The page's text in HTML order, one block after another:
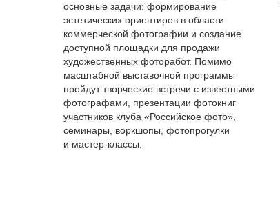
основные задачи: формирование
эстетических ориентиров в области
коммерческой фотографии и создание
доступной площадки для продажи
художественных фоторабот. Помимо
масштабной выставочной программы
пройдут творческие встречи с известными
фотографами, презентации фотокниг
участников клуба «Российское фото»,
семинары, воркшопы, фотопрогулки
и мастер-классы.